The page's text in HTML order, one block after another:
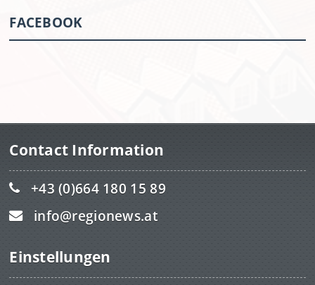
FACEBOOK
Contact Information
+43 (0)664 180 15 89
info@regionews.at
Einstellungen